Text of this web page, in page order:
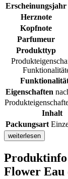
Erscheinungsjahr
Herznote
Kopfnote
Parfumeur
Produkttyp
Eigenschaften
Inhalt
Packungsart
weiterlesen
Produktinfo
Flower Eau